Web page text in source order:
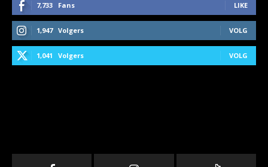
7,733 Fans LIKE
1,947 Volgers VOLG
1,041 Volgers VOLG